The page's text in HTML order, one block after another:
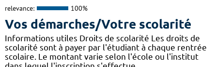
relevance: 100%
Vos démarches/Votre scolarité
Informations utiles Droits de scolarité Les droits de
scolarité sont à payer par l'étudiant à chaque rentrée
scolaire. Le montant varie selon l'école ou l'institut